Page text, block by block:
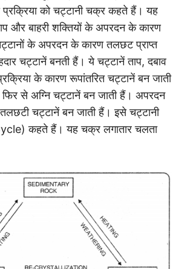
प्रक्रिया को चट्टानी चक्र कहते हैं। यह
और बाहरी शक्तियों के अपरदन के कारण
के अपरदन के कारण तलछट प्राप्त
चट्टानें बनती हैं। ये चट्टानें ताप, दबाव
के कारण रूपांतरित चट्टानें बन जाती
से अग्नि चट्टानें बन जाती हैं। अपरदन
चट्टानें बन जाती हैं। इसे चट्टानी
कहते हैं। यह चक्र लगातार चलता